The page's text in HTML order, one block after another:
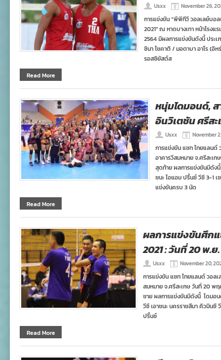
Usxx November 26,
การแข่งขัน “พีพีทีวี วอลเลย์บอล
2021″ ณ หาดบางเทา หน้าโรง
2564 มีผลการแข่งขันดังนี้ ประเ
ซินา โชคาติ / มอตาบา อาโร (อิ
รอสซิยัสต์ส
Read More
หนุ่มไดมอนด์,
อินวิเตชัน ศรีสะ
Usxx November
การแข่งขัน แซท ไทยแลนด์
อาคารวีสมหมาย จ.ศรีสะเ
สุดท้าย ผลการแข่งขันมีดัง
ชนะ ไอแอม ปริ้นซ์ วีซี 3-1 เ
แข่งขันครบ 3 นัด
Read More
ผลการแข่งขันศึก
2021 : วันที่ 20 พ.ย.
Usxx November 20,
การแข่งขัน แซท ไทยแลนด์ วอล
สมหมาย จ.ศรีสะเกษ วันที่ 20 พ
ชาย ผลการแข่งขันมีดังนี้ ไดม
วีซี เอาชนะ นครราชสีมา คิวมิน
ปริ้นซ์
Read More